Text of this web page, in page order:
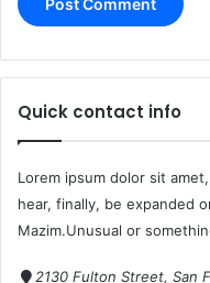
Quick contact info
Lorem ipsum dolor sit
hear, finally, be expanded
Mazim.Unusual or
2130 Fulton Street, San